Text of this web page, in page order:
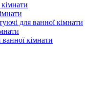
для ванної кімнати
кімнати